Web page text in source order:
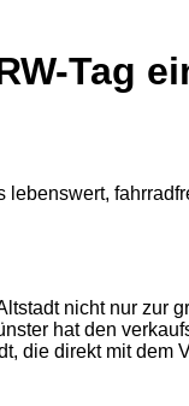
Tag
nicht nur
hat den
die direkt mit dem